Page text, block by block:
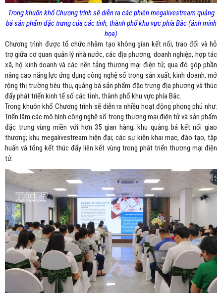
Trong khuôn khổ Chương trình sẽ diễn ra các phiên megalivestream quảng
bá sản phẩm đặc trưng của các tỉnh, thành phố khu vực phía Bắc (ảnh minh
họa)
Chương trình được tổ chức nhằm tạo không gian kết nối, trao đổi và hỗ
trợ giữa cơ quan quản lý nhà nước, các địa phương, doanh nghiệp, hợp tác
xã, hộ kinh doanh và các nền tảng thương mại điện tử; qua đó góp phần
nâng cao năng lực ứng dụng công nghệ số trong sản xuất, kinh doanh, mở
rộng thị trường tiêu thụ, quảng bá sản phẩm đặc trưng địa phương và thúc
đẩy phát triển kinh tế số các tỉnh, thành phố khu vực phía Bắc.
Trong khuôn khổ Chương trình sẽ diễn ra nhiều hoạt động phong phú như:
Triển lãm các mô hình công nghệ số trong thương mại điện tử và sản phẩm
đặc trưng vùng miền với hơn 35 gian hàng; khu quảng bá kết nối giao
thương; khu megalivestream hiện đại; các sự kiện khai mạc, đào tạo, tập
huấn và tổng kết thúc đẩy liên kết vùng trong phát triển thương mại điện
tử.